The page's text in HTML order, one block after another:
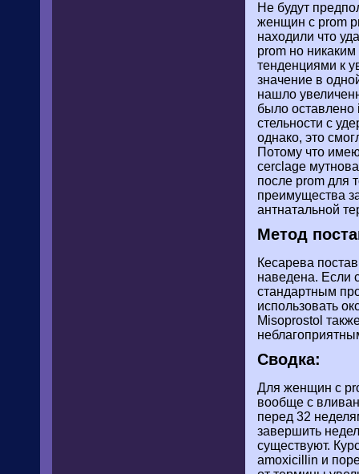
Не будут
женщин с prom
находили что
prom но
тенденциями к
значение в
нашло
было оставлено
стельности с
однако, это
Потому что
cerclage
после prom для
преимущества
антнатальной
Метод
Кесарева
наведена. Если
стандартным
использовать
Misoprostol
Сводка:
Для женщин с
вообще с
перед 32
завершить
существуют.
amoxicillin и